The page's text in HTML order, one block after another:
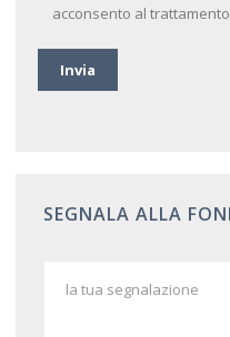
acconsento al
SEGNALA ALLA